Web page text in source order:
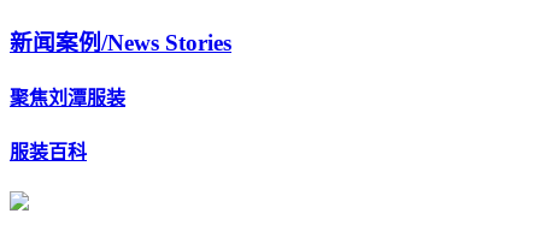
新闻案例/News Stories
聚焦刘潭服装
服装百科